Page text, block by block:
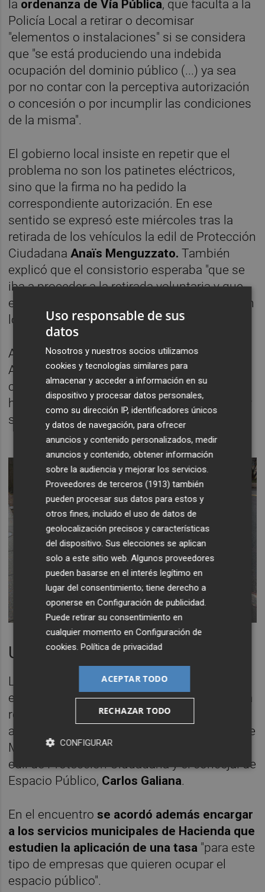
la ordenanza de Vía Pública, que faculta a la
Policía Local a retirar o decomisar
"elementos o instalaciones" si se considera
que "se está produciendo una indebida
ocupación del dominio público (...) ya sea
por no contar con la perceptiva autorización
o concesión o por incumplir las condiciones
de la misma".
El gobierno local insiste en repetir que el
problema no son los patinetes eléctricos,
sino que la firma no ha pedido la
correspondiente autorización. En ese
sentido se expresó este miércoles tras la
retirada de los vehículos la edil de Protección
Ciudadana Anaïs Menguzzato.También
explicó que el consistorio esperaba "que se
iba a proceder a la retirada voluntaria y que
esta mañana no nos íbamos a encontrar con
los patinetes".
Al comprobar que no era así, el
Ayuntamiento -prosiguió la edil- se puso en
contacto con la empresa "para decirle que
habían hecho caso omiso al requerimiento y
se ha procedido a su incautación".
Un acuerdo del Ayuntamiento
La decisión de pedir a Lime la retirada de
estos vehículos se adoptó este lunes en una
reunión de trabajo en la que participaron el
alcalde de València,
el concejal de
Movilidad Sostenible,
edil de Protección Ciudadana y el concejal de
Espacio Público, Carlos Galiana.
En el encuentrose acordó además encargar
a los servicios municipales de Hacienda que
estudien la aplicación de una tasa "para este
tipo de empresas que quieren ocupar el
espacio público".
Uso responsable de sus
datos
Nosotros y nuestros socios utilizamos
cookies y tecnologías similares para
almacenar y acceder a información en su
dispositivo y procesar datos personales,
como su dirección IP, identificadores únicos
y datos de navegación, para ofrecer
anuncios y contenido personalizados, medir
anuncios y contenido, obtener información
sobre la audiencia y mejorar los servicios.
Proveedores de terceros (1913) también
pueden procesar sus datos para estos y
otros fines, incluido el uso de datos de
geolocalización precisos y características
del dispositivo. Sus elecciones se aplican
solo a este sitio web. Algunos proveedores
pueden basarse en el interés legítimo en
lugar del consentimiento; tiene derecho a
oponerse enConfiguración de publicidad.
Puede retirar su consentimiento en
cualquier momento enConfiguración de
cookies.Política de privacidad
ACEPTAR TODO
RECHAZAR TODO
CONFIGURAR